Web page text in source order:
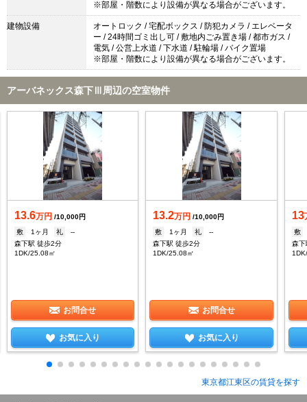
※部屋・階数により設備が異なる場合がございます。
建物設備
オートロック / 宅配ボックス / 防犯カメラ / エレベータ
ー / 24時間ゴミ出し可 / 敷地内ごみ置き場 / 都市ガス /
電気 / 公営上水道 / 下水道 / 駐輪場 / バイク置場
※部屋・階数により設備が異なる場合がございます。
アーバネックス森下Ⅲ周辺の空室物件
13.6万円 /10,000円
敷
1ヶ月 礼
--
森下駅 徒歩2分
1DK/25.08㎡
お問合せ
お気に入り
13.2万円 /10,000円
敷
1ヶ月 礼
--
森下駅 徒歩2分
1DK/25.08㎡
お問合せ
お気に入り
13
敷
森下
東京都江東区の賃貸を探す